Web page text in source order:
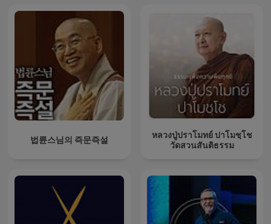
법륜스님의 즉문즉설
หลวงปู่ปราโมทย์ ปาโมชฺโช
วัดสวนสันติธรรม